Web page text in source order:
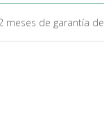
meses de garantía